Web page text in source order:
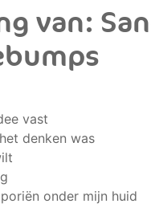
van:
vast
denken was
onder mijn huid